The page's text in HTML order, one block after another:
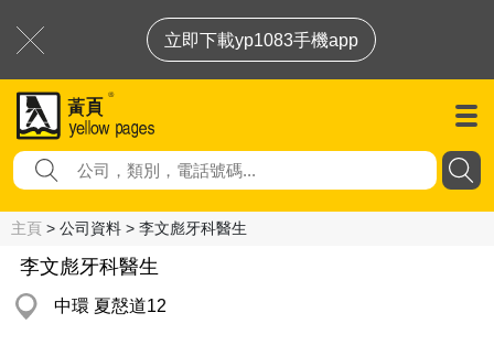
立即下載yp1083手機app
主頁 > 公司資料 > 李文彪牙科醫生
李文彪牙科醫生
中環 夏慤道12